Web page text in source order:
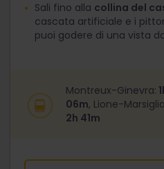
Sali fino alla collina del
cascata artificiale e i
puoi godere di una vista
Montreux-Ginevra:
06m, Lione-
2h 41m